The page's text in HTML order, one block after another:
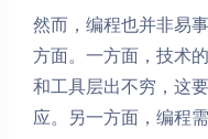
然而，编程也并非易
方面。一方面，技术
和工具层出不穷，这
应。另一方面，编程